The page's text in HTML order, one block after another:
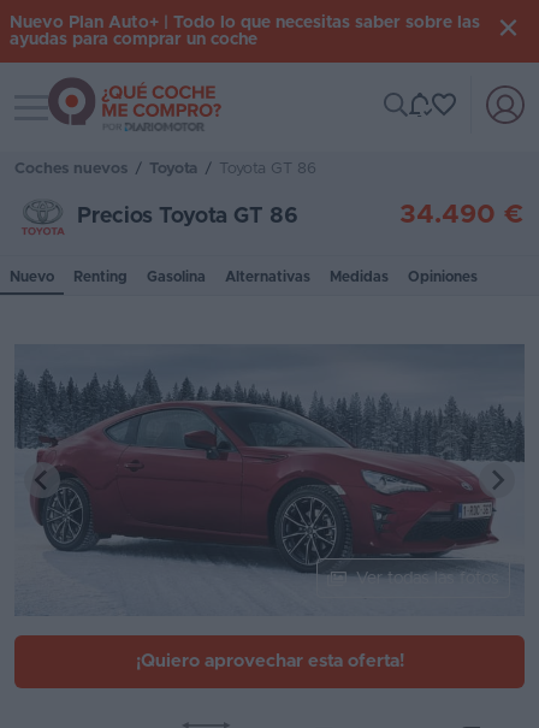
Iniciar
Inicio
Coches
Renting
Suscripción
Stock
KM
Nuevo Plan Auto+ | Todo lo que necesitas saber sobre las
ayudas para comprar un coche
Toggle navigation
Coches nuevos / Toyota / Toyota GT 86
Precios Toyota GT 86 34.490 €
Nuevo Renting Gasolina Alternativas Medidas Opiniones
Ver todas las fotos
¡Quiero aprovechar esta oferta!